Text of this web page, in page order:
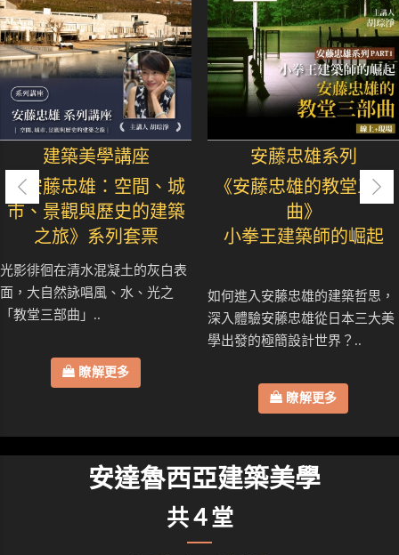
建築美學講座
《安藤忠雄：空間、城
市、景觀與歷史的建築
之旅》系列套票
光影徘徊在清水混凝土的灰白表
面，大自然詠唱風、水、光之
「教堂三部曲」..
瞭解更多
安藤忠雄系列
《安藤忠雄的教堂三部
曲》
小拳王建築師的崛起
如何進入安藤忠雄的建築哲思，
深入體驗安藤忠雄從日本三大美
學出發的極簡設計世界？..
瞭解更多
安達魯西亞建築美學
共４堂